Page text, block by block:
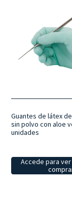
Guantes de látex
sin polvo con aloe
unidades
Accede para